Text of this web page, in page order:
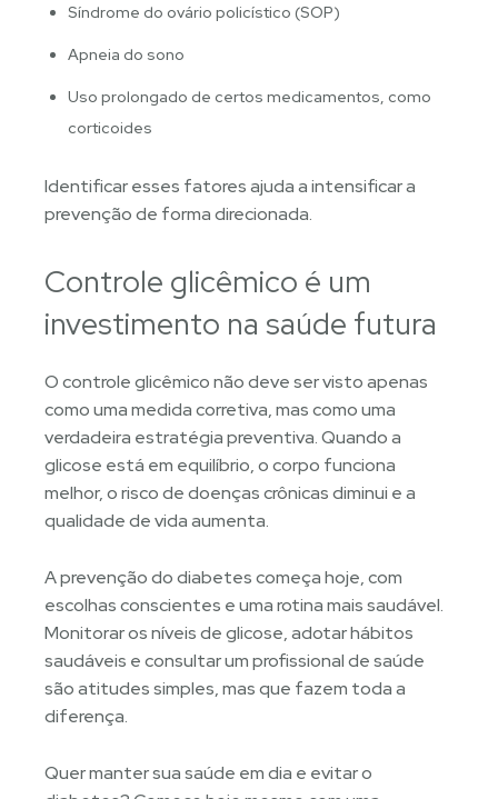
Síndrome do ovário policístico (SOP)
Apneia do sono
Uso prolongado de certos medicamentos, como
corticoides
Identificar esses fatores ajuda a intensificar a
prevenção de forma direcionada.
Controle glicêmico é um
investimento na saúde futura
O controle glicêmico não deve ser visto apenas
como uma medida corretiva, mas como uma
verdadeira estratégia preventiva. Quando a
glicose está em equilíbrio, o corpo funciona
melhor, o risco de doenças crônicas diminui e a
qualidade de vida aumenta.
A prevenção do diabetes começa hoje, com
escolhas conscientes e uma rotina mais saudável.
Monitorar os níveis de glicose, adotar hábitos
saudáveis e consultar um profissional de saúde
são atitudes simples, mas que fazem toda a
diferença.
Quer manter sua saúde em dia e evitar o